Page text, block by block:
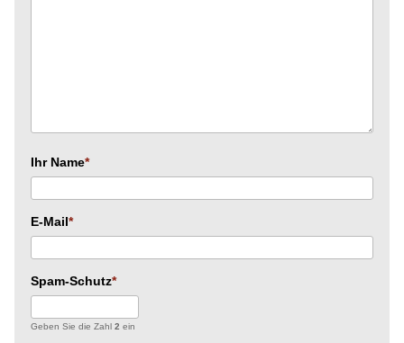
Ihr Name
E-Mail
Spam-Schutz
Geben Sie die Zahl 2 ein